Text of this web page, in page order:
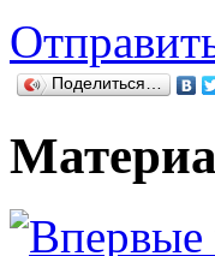
Поделиться…